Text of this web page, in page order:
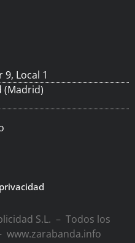
Local 1
(Madrid)
S.L. – Todos los
www.zarabanda.info